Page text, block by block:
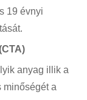
19 évnyi
anyag illik a
minőségét a